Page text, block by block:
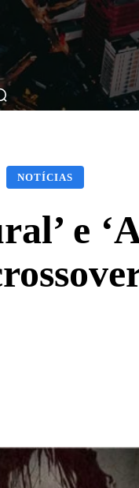
Matérias Nos
NOTÍCIAS
e